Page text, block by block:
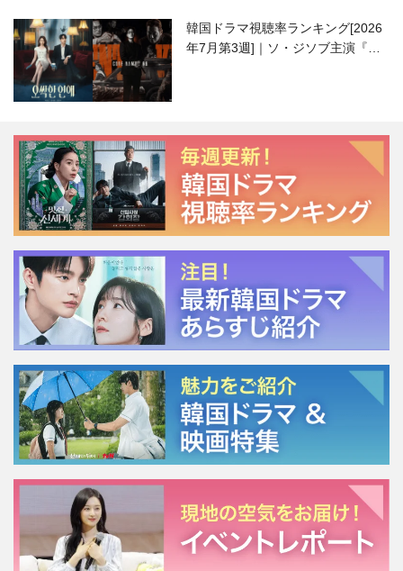
韓国ドラマ視聴率ランキング[2026
年7月第3週]｜ソ・ジソブ主演『エ